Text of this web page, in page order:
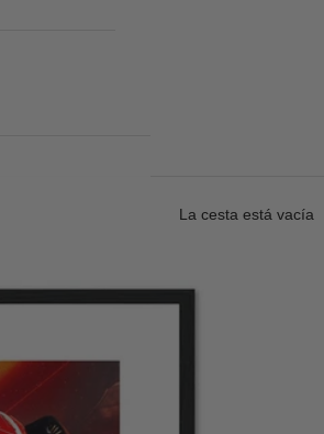
La cesta está vacía